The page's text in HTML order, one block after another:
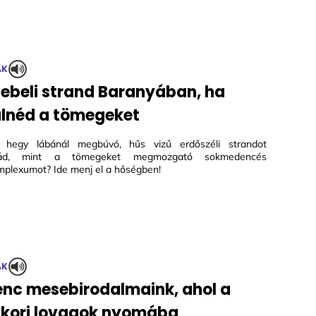
strand Baranyában, ha
a tömegeket
lábánál megbúvó, hűs vizű erdőszéli strandot
mint a tömegeket megmozgató sokmedencés
Ide menj el a hőségben!
mesebirodalmaink, ahol a